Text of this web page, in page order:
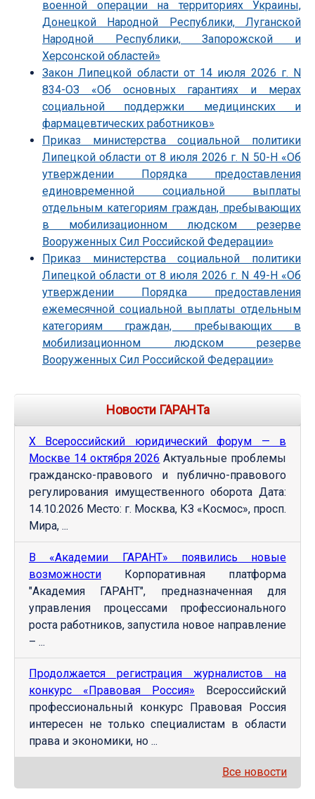
военной операции на территориях Украины,
Донецкой Народной Республики, Луганской
Народной Республики, Запорожской и
Херсонской областей»
Закон Липецкой области от 14 июля 2026 г. N
834-ОЗ «Об основных гарантиях и мерах
социальной поддержки медицинских и
фармацевтических работников»
Приказ министерства социальной политики
Липецкой области от 8 июля 2026 г. N 50-Н «Об
утверждении Порядка предоставления
единовременной социальной выплаты
отдельным категориям граждан, пребывающих
в мобилизационном людском резерве
Вооруженных Сил Российской Федерации»
Приказ министерства социальной политики
Липецкой области от 8 июля 2026 г. N 49-Н «Об
утверждении Порядка предоставления
ежемесячной социальной выплаты отдельным
категориям граждан, пребывающих в
мобилизационном людском резерве
Вооруженных Сил Российской Федерации»
Новости ГАРАНТа
Х Всероссийский юридический форум — в
Москве 14 октября 2026 Актуальные проблемы
гражданско-правового и публично-правового
регулирования имущественного оборота Дата:
14.10.2026 Место: г. Москва, КЗ «Космос», просп.
Мира, ...
В «Академии ГАРАНТ» появились новые
возможности Корпоративная платформа
"Академия ГАРАНТ", предназначенная для
управления процессами профессионального
роста работников, запустила новое направление
– ...
Продолжается регистрация журналистов на
конкурс «Правовая Россия» Всероссийский
профессиональный конкурс Правовая Россия
интересен не только специалистам в области
права и экономики, но ...
Все новости